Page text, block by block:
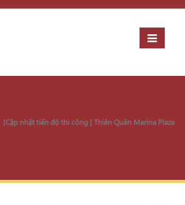
[Cập nhật tiến độ thi công ] Thiên Quân Marina Plaza